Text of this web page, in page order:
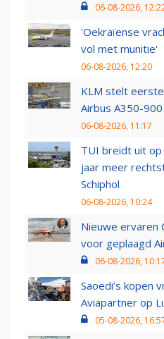
06-08-2026,
'Oekraïense
vol met munitie'
06-08-2026, 12:20
KLM stelt
Airbus A350-
06-08-2026, 11:17
TUI breidt uit op
jaar meer
Schiphol
06-08-2026, 10:24
Nieuwe ervaren
voor geplaagd
06-08-2026,
Saoedi’s kopen
Aviapartner op
05-08-2026,